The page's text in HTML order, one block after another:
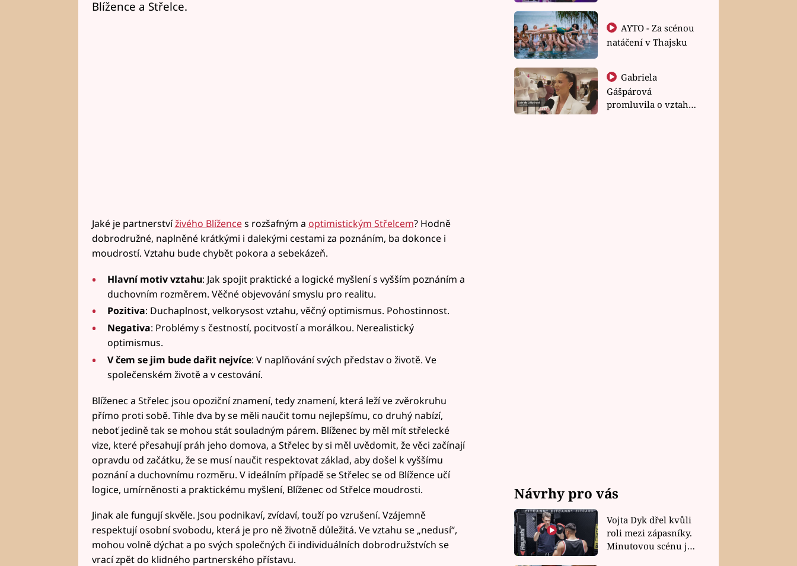
Blížence a Střelce.
Jaké je partnerstvíživého Blížences rozšafným a optimistickým Střelcem? Hodně
dobrodružné, naplněné krátkými i dalekými cestami za poznáním, ba dokonce i
moudrostí. Vztahu bude chybět pokora a sebekázeň.
Hlavní motiv vztahu: Jak spojit praktické a logické myšlení s vyšším poznáním a
duchovním rozměrem. Věčné objevování smyslu pro realitu.
Pozitiva: Duchaplnost, velkorysost vztahu, věčný optimismus. Pohostinnost.
Negativa: Problémy s čestností, pocitvostí a morálkou. Nerealistický
optimismus.
V čem se jim bude dařit nejvíce: V naplňování svých představ o životě. Ve
společenském životě a v cestování.
Blíženec a Střelec jsou opoziční znamení, tedy znamení, která leží ve zvěrokruhu
přímo proti sobě. Tihle dva by se měli naučit tomu nejlepšímu, co druhý nabízí,
neboť jedině tak se mohou stát souladným párem. Blíženec by měl mít střelecké
vize, které přesahují práh jeho domova, a Střelec by si měl uvědomit, že věci začínají
opravdu od začátku, že se musí naučit respektovat základ, aby došel k vyššímu
poznání a duchovnímu rozměru. V ideálním případě se Střelec se od Blížence učí
logice, umírněnosti a praktickému myšlení, Blíženec od Střelce moudrosti.
Jinak ale fungují skvěle. Jsou podnikaví, zvídaví, touží po vzrušení. Vzájemně
respektují osobní svobodu, která je pro ně životně důležitá. Ve vztahu se „nedusí“,
mohou volně dýchat a po svých společných či individuálních dobrodružstvích se
vrací zpět do klidného partnerského přístavu.
natáčení v Thajsku
Gabriela
Gášpárová
promluvila o vztahu
Návrhy pro vás
Vojta Dyk dřel kvůli
roli mezi zápasníky.
Minutovou scénu jel